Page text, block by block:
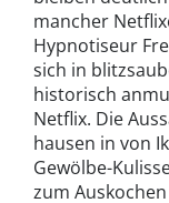
mancher
Hypnotiseur
sich in
historisch
Netflix. Die
hausen in von
Gewölbe-
zum